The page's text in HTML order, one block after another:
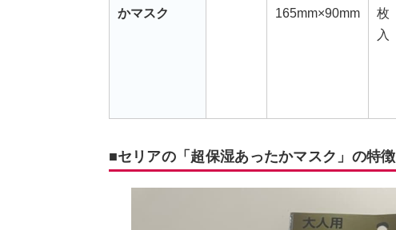
かマスク
165mm×90mm
枚
入
■セリアの「超保湿あったかマスク」の特徴